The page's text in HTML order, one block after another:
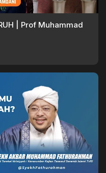
| Prof Muhammad